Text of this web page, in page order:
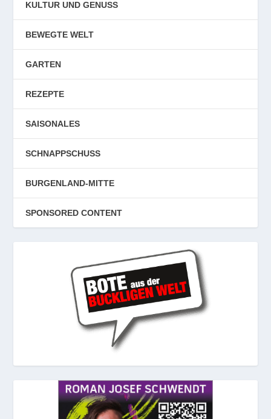
KULTUR UND GENUSS
BEWEGTE WELT
GARTEN
REZEPTE
SAISONALES
SCHNAPPSCHUSS
BURGENLAND-MITTE
SPONSORED CONTENT